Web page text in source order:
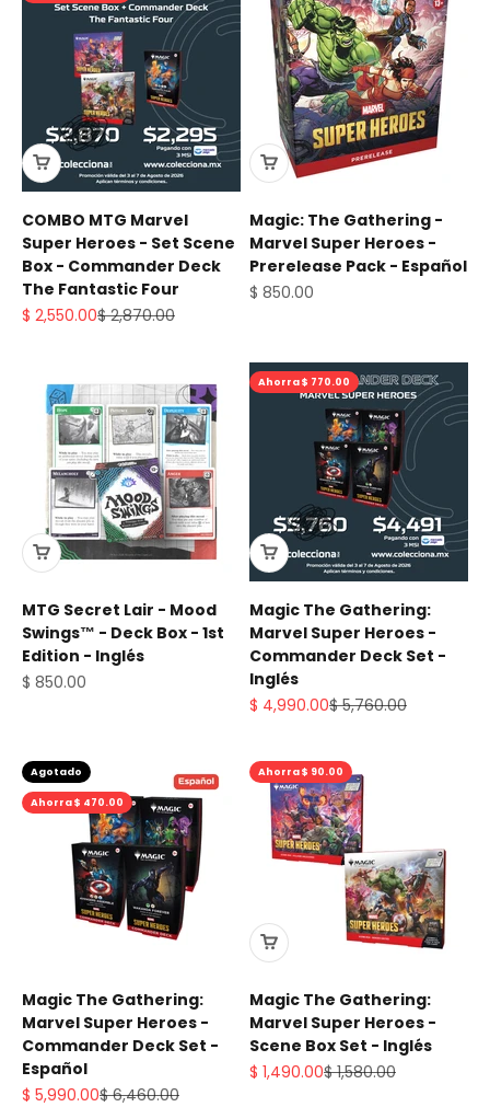
COMBO MTG Marvel
Super Heroes - Set Scene
Box - Commander Deck
The Fantastic Four
Precio de oferta
$ 2,550.00Precio normal
$ 2,870.00
Magic: The Gathering -
Marvel Super Heroes -
Prerelease Pack - Español
Precio de oferta
$ 850.00
MTG Secret Lair - Mood
Swings™ - Deck Box - 1st
Edition - Inglés
Precio de oferta
$ 850.00
Ahorra $ 770.00
Magic The Gathering:
Marvel Super Heroes -
Commander Deck Set -
Inglés
Precio de oferta
$ 4,990.00Precio normal
$ 5,760.00
Agotado
Ahorra $ 470.00
Magic The Gathering:
Marvel Super Heroes -
Commander Deck Set -
Español
Precio de oferta
$ 5,990.00Precio normal
$ 6,460.00
Ahorra $ 90.00
Magic The Gathering:
Marvel Super Heroes -
Scene Box Set - Inglés
Precio de oferta
$ 1,490.00Precio normal
$ 1,580.00